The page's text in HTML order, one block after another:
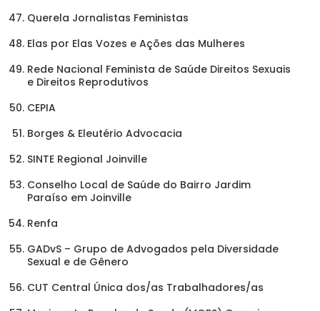
Querela Jornalistas Feministas
Elas por Elas Vozes e Ações das Mulheres
Rede Nacional Feminista de Saúde Direitos Sexuais
e Direitos Reprodutivos
CEPIA
Borges & Eleutério Advocacia
SINTE Regional Joinville
Conselho Local de Saúde do Bairro Jardim
Paraíso em Joinville
Renfa
GADvS – Grupo de Advogados pela Diversidade
Sexual e de Gênero
CUT Central Única dos/as Trabalhadores/as